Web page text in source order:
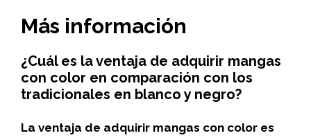
Más información
¿Cuál es la ventaja de adquirir mangas
con color en comparación con los
tradicionales en blanco y negro?
La ventaja de adquirir mangas con color es